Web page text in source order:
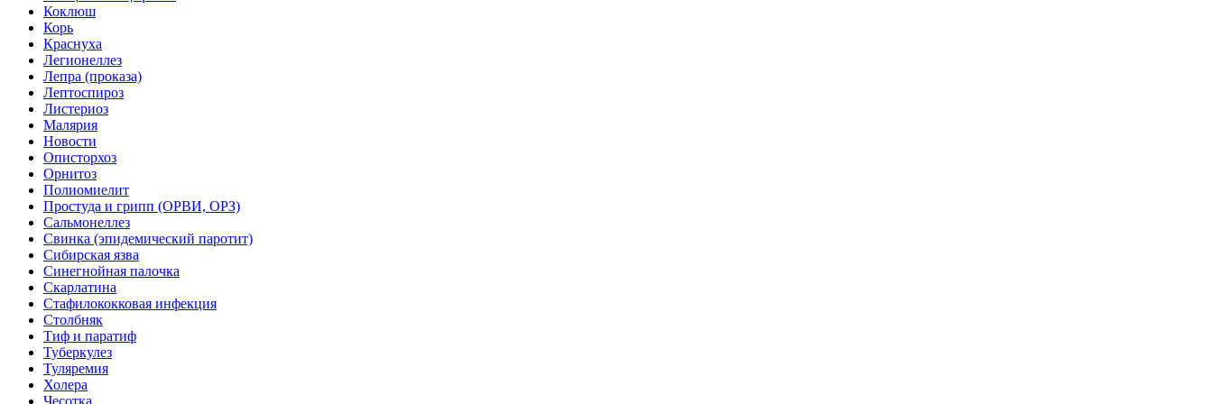
Коклюш
Корь
Краснуха
Легионеллез
Лепра (проказа)
Лептоспироз
Листериоз
Малярия
Новости
Описторхоз
Орнитоз
Полиомиелит
Простуда и грипп (ОРВИ, ОРЗ)
Сальмонеллез
Свинка (эпидемический паротит)
Сибирская язва
Синегнойная палочка
Скарлатина
Стафилококковая инфекция
Столбняк
Тиф и паратиф
Туберкулез
Туляремия
Холера
Чесотка